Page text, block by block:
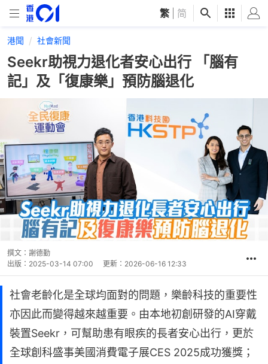
繁 简
港聞 社會新聞
Seekr助視力退化者安心出行 「腦有
記」及「復康樂」預防腦退化
撰文： 謝德勤
出版： 2025-03-14 07:00 更新： 2026-06-16 12:33
社會老齡化是全球均面對的問題，樂齡科技的重要性
亦因此而變得越來越重要。由本地初創研發的AI穿戴
裝置Seekr，可幫助患有眼疾的長者安心出行，更於
全球創科盛事美國消費電子展CES 2025成功獲獎；